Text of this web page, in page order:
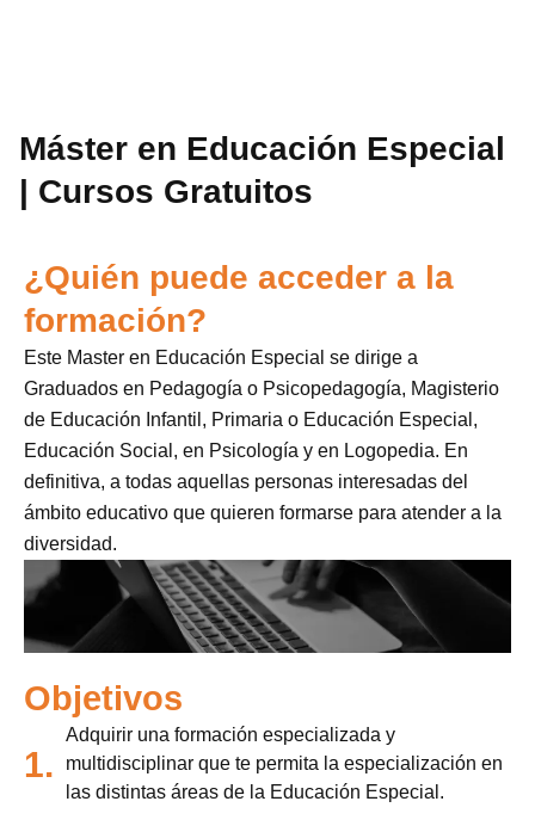
Máster en Educación Especial
| Cursos Gratuitos
¿Quién puede acceder a la
formación?
Este Master en Educación Especial se dirige a
Graduados en Pedagogía o Psicopedagogía, Magisterio
de Educación Infantil, Primaria o Educación Especial,
Educación Social, en Psicología y en Logopedia. En
definitiva, a todas aquellas personas interesadas del
ámbito educativo que quieren formarse para atender a la
diversidad.
Objetivos
1.
Adquirir una formación especializada y
multidisciplinar que te permita la especialización en
las distintas áreas de la Educación Especial.